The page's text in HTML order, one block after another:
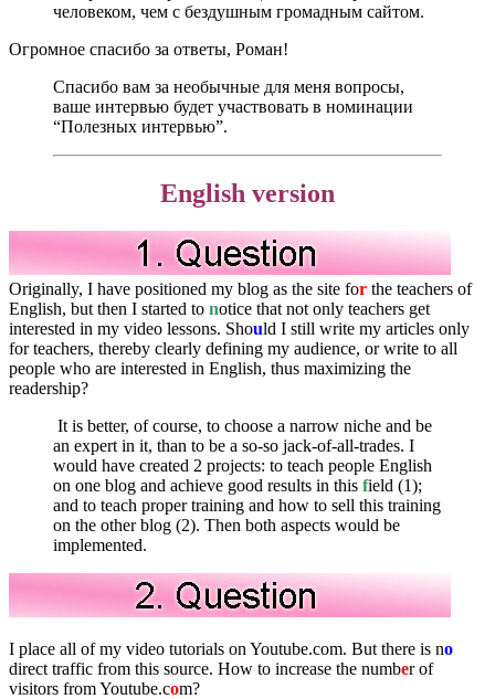
человеком, чем с бездушным громадным сайтом.
Огромное спасибо за ответы, Роман!
Спасибо вам за необычные для меня вопросы,
ваше интервью будет участвовать в номинации
“Полезных интервью”.
English version
Originally, I have positioned my blog as the site for the teachers of
English, but then I started to notice that not only teachers get
interested in my video lessons. Should I still write my articles only
for teachers, thereby clearly defining my audience, or write to all
people who are interested in English, thus maximizing the
readership?
It is better, of course, to choose a narrow niche and be
an expert in it, than to be a so-so jack-of-all-trades. I
would have created 2 projects: to teach people English
on one blog and achieve good results in this field (1);
and to teach proper training and how to sell this training
on the other blog (2). Then both aspects would be
implemented.
I place all of my video tutorials on Youtube.com. But there is no
direct traffic from this source. How to increase the number of
visitors from Youtube.com?